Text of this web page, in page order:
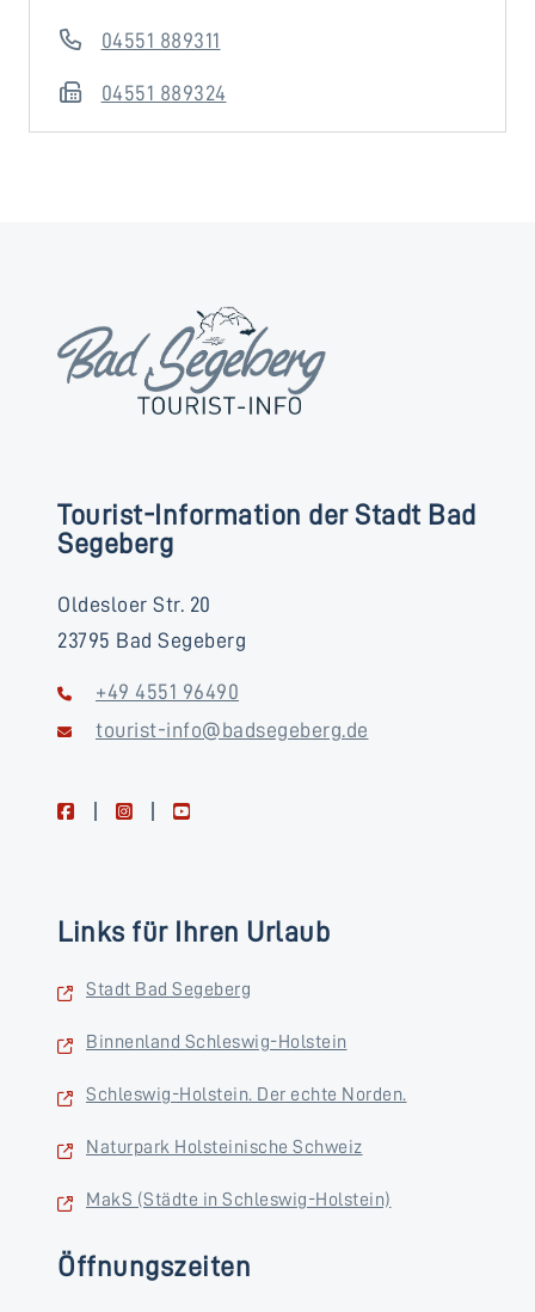
04551 889311
04551 889324
Tourist-Information der Stadt Bad
Segeberg
Oldesloer Str. 20
23795 Bad Segeberg
+49 4551 96490
tourist-info@badsegeberg.de
facebookinstagramyoutube
Links für Ihren Urlaub
Stadt Bad Segeberg
Binnenland Schleswig-Holstein
Schleswig-Holstein. Der echte Norden.
Naturpark Holsteinische Schweiz
MakS (Städte in Schleswig-Holstein)
Öffnungszeiten